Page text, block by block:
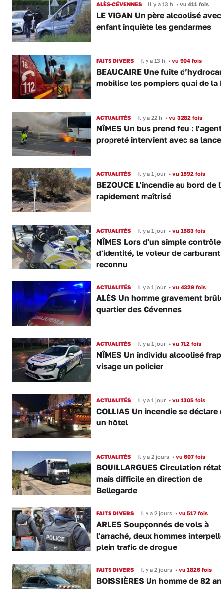
ALÈS-CÉVENNES Il y a 13 h •vu 411 fois
LE VIGAN Un père alcoolisé
enfant inquiète les gendarmes
FAITS DIVERS Il y a 13 h •vu 904 fois
BEAUCAIRE Une fuite
mobilise les pompiers quai de la
ACTUALITÉS Il y a 22 h •vu 3282 fois
NÎMES Un bus prend feu :
propreté intervient avec sa lance
ACTUALITÉS Il y a 1 jour •vu 1892 fois
BEZOUCE L'incendie au bord de
rapidement maîtrisé
ACTUALITÉS Il y a 1 jour •vu 1683 fois
NÎMES Lors d'un simple contrôle
d'identité, le voleur de
reconnu
ACTUALITÉS Il y a 1 jour •vu 4329 fois
ALÈS Un homme gravement
quartier des Cévennes
ACTUALITÉS Il y a 1 jour •vu 712 fois
NÎMES Un individu alcoolisé
visage un policier
ACTUALITÉS Il y a 1 jour •vu 1305 fois
COLLIAS Un incendie se déclare
un hôtel
ACTUALITÉS Il y a 2 jours •vu 607 fois
BOUILLARGUES Circulation
mais difficile en direction de
Bellegarde
FAITS DIVERS Il y a 2 jours •vu 517 fois
ARLES Soupçonnés de vols à
l'arraché, deux hommes
plein trafic de drogue
FAITS DIVERS Il y a 2 jours •vu 1826 fois
BOISSIÈRES Un homme de 82